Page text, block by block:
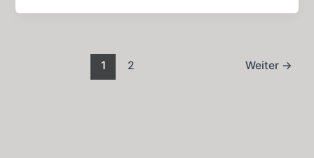
der
1 2 Weiter →